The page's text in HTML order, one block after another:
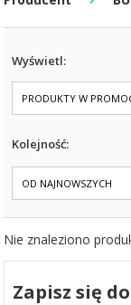
Wyświetl:
PRODUKTY W
Kolejność:
OD NAJNOWSZYCH
Nie znaleziono
Zapisz się